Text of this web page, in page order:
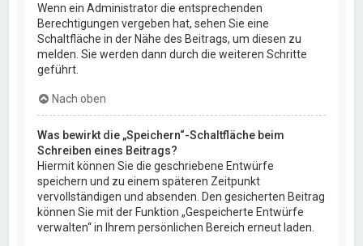
Wenn ein Administrator die entsprechenden
Berechtigungen vergeben hat, sehen Sie eine
Schaltfläche in der Nähe des Beitrags, um diesen zu
melden. Sie werden dann durch die weiteren Schritte
geführt.
Nach oben
Was bewirkt die „Speichern“-Schaltfläche beim
Schreiben eines Beitrags?
Hiermit können Sie die geschriebene Entwürfe
speichern und zu einem späteren Zeitpunkt
vervollständigen und absenden. Den gesicherten Beitrag
können Sie mit der Funktion „Gespeicherte Entwürfe
verwalten“ in Ihrem persönlichen Bereich erneut laden.